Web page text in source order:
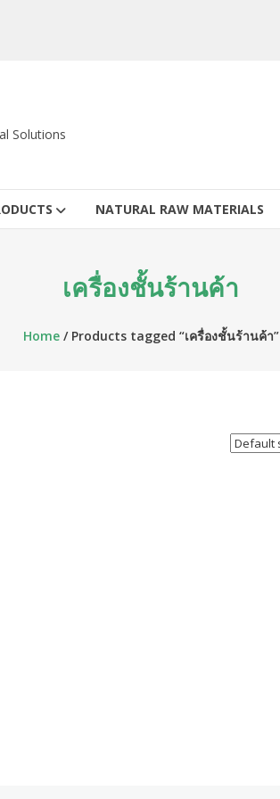
Solutions
NATURAL RAW MATERIALS
เครื่องชั้นร้านค้า
Home/ Products tagged “เครื่องชั้นร้านค้า”